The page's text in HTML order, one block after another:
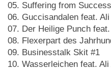
05. Suffering from
06. Guccisandalen feat.
07. Der Heilige Punch feat.
08. Flexerpart des
09. Businesstalk Skit #1
10. Wasserleichen feat. Ali